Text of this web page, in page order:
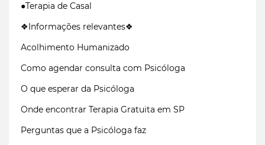
●Terapia de Casal
❖Informações relevantes❖
Acolhimento Humanizado
Como agendar consulta com Psicóloga
O que esperar da Psicóloga
Onde encontrar Terapia Gratuita em SP
Perguntas que a Psicóloga faz